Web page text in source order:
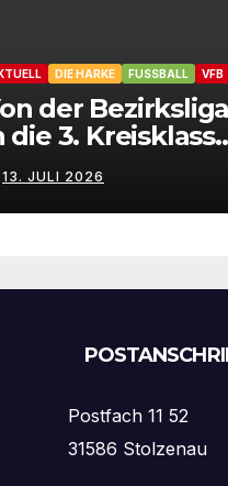
DIE HARKE FUSSBALL VFB
der Bezirksliga
die 3.
Stolzenau
13. JULI 2026
Postfach 11 52
31586 Stolzenau